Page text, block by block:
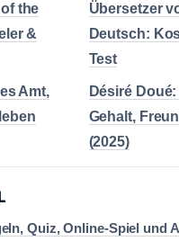
the
&
Übersetzer
Deutsch:
Test
Amt,
Désiré
Gehalt,
(2025)
Quiz, Online-Spiel und